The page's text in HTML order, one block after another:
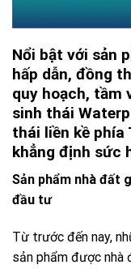
Nổi bật với sản
hấp dẫn, đồng
quy hoạch, tầm
sinh thái
thái liền kề phía
khẳng định sức
Sản phẩm nhà đất
đầu tư
Từ trước đến nay,
sản phẩm được